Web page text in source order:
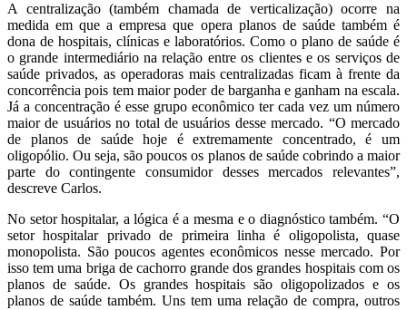
A centralização (também chamada de verticalização) ocorre na
medida em que a empresa que opera planos de saúde também é
dona de hospitais, clínicas e laboratórios. Como o plano de saúde é
o grande intermediário na relação entre os clientes e os serviços de
saúde privados, as operadoras mais centralizadas ficam à frente da
concorrência pois tem maior poder de barganha e ganham na escala.
Já a concentração é esse grupo econômico ter cada vez um número
maior de usuários no total de usuários desse mercado. “O mercado
de planos de saúde hoje é extremamente concentrado, é um
oligopólio. Ou seja, são poucos os planos de saúde cobrindo a maior
parte do contingente consumidor desses mercados relevantes”,
descreve Carlos.
No setor hospitalar, a lógica é a mesma e o diagnóstico também. “O
setor hospitalar privado de primeira linha é oligopolista, quase
monopolista. São poucos agentes econômicos nesse mercado. Por
isso tem uma briga de cachorro grande dos grandes hospitais com os
planos de saúde. Os grandes hospitais são oligopolizados e os
planos de saúde também. Uns tem uma relação de compra, outros